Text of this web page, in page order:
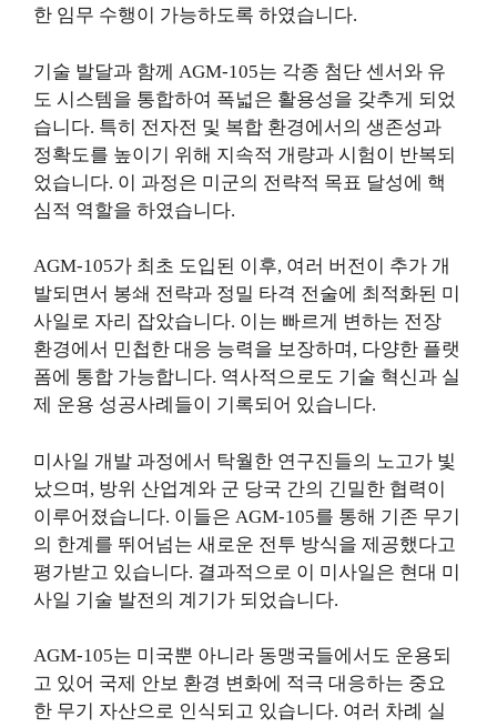
한 임무 수행이 가능하도록 하였습니다.
기술 발달과 함께 AGM-105는 각종 첨단 센서와 유
도 시스템을 통합하여 폭넓은 활용성을 갖추게 되었
습니다. 특히 전자전 및 복합 환경에서의 생존성과
정확도를 높이기 위해 지속적 개량과 시험이 반복되
었습니다. 이 과정은 미군의 전략적 목표 달성에 핵
심적 역할을 하였습니다.
AGM-105가 최초 도입된 이후, 여러 버전이 추가 개
발되면서 봉쇄 전략과 정밀 타격 전술에 최적화된 미
사일로 자리 잡았습니다. 이는 빠르게 변하는 전장
환경에서 민첩한 대응 능력을 보장하며, 다양한 플랫
폼에 통합 가능합니다. 역사적으로도 기술 혁신과 실
제 운용 성공사례들이 기록되어 있습니다.
미사일 개발 과정에서 탁월한 연구진들의 노고가 빛
났으며, 방위 산업계와 군 당국 간의 긴밀한 협력이
이루어졌습니다. 이들은 AGM-105를 통해 기존 무기
의 한계를 뛰어넘는 새로운 전투 방식을 제공했다고
평가받고 있습니다. 결과적으로 이 미사일은 현대 미
사일 기술 발전의 계기가 되었습니다.
AGM-105는 미국뿐 아니라 동맹국들에서도 운용되
고 있어 국제 안보 환경 변화에 적극 대응하는 중요
한 무기 자산으로 인식되고 있습니다. 여러 차례 실